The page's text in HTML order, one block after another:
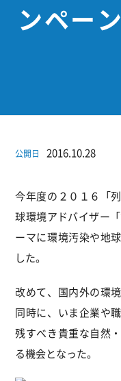
ンペー
公開日 2016.10.28
今年度の２０１６「
球環境アドバイザー
ーマに環境汚染や地
した。
改めて、国内外の環
同時に、いま企業や
残すべき貴重な自然
る機会となった。